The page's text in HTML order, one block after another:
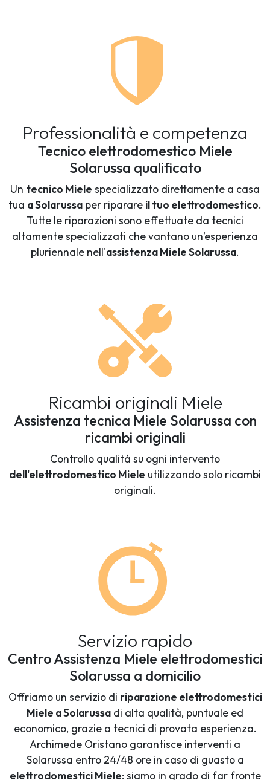
Professionalità e competenza
Tecnico elettrodomestico Miele
Solarussa qualificato
Un tecnico Miele specializzato direttamente a casa
tua a Solarussa per riparare il tuo elettrodomestico.
Tutte le riparazioni sono effettuate da tecnici
altamente specializzati che vantano un’esperienza
pluriennale nell'assistenza Miele Solarussa.
Ricambi originali Miele
Assistenza tecnica Miele Solarussa con
ricambi originali
Controllo qualità su ogni intervento
dell'elettrodomestico Miele utilizzando solo ricambi
originali.
Servizio rapido
Centro Assistenza Miele elettrodomestici
Solarussa a domicilio
Offriamo un servizio di riparazione elettrodomestici
Miele a Solarussa di alta qualità, puntuale ed
economico, grazie a tecnici di provata esperienza.
Archimede Oristano garantisce interventi a
Solarussa entro 24/48 ore in caso di guasto a
elettrodomestici Miele: siamo in grado di far fronte